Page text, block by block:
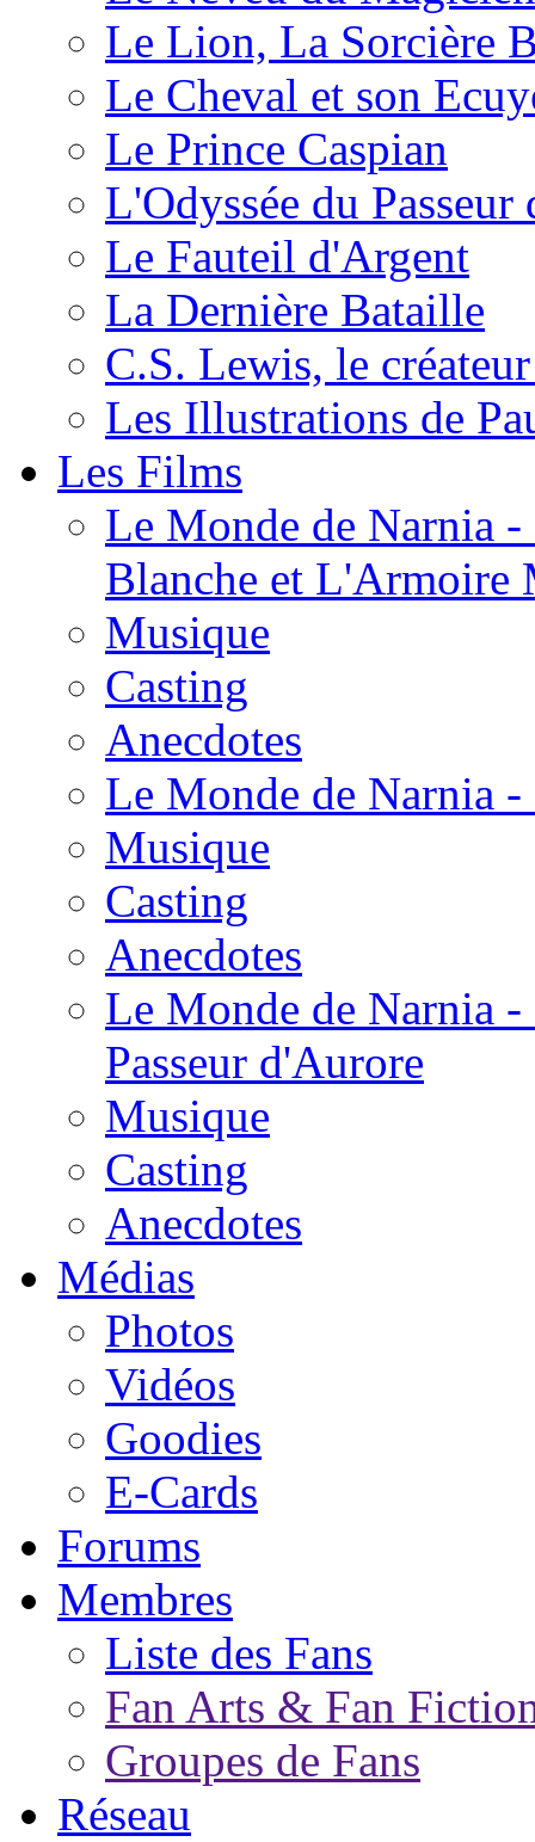
Le Lion, La Sorcière
Le Cheval et son
Le Prince Caspian
L'Odyssée du
Le Fauteil d'Argent
La Dernière Bataille
C.S. Lewis, le
Les Illustrations de
Les Films
Le Monde de Narnia
Blanche et L'Armoire
Musique
Casting
Anecdotes
Le Monde de Narnia
Musique
Casting
Anecdotes
Le Monde de Narnia
Passeur d'Aurore
Musique
Casting
Anecdotes
Médias
Photos
Vidéos
Goodies
E-Cards
Forums
Membres
Liste des Fans
Fan Arts & Fan
Groupes de Fans
Réseau